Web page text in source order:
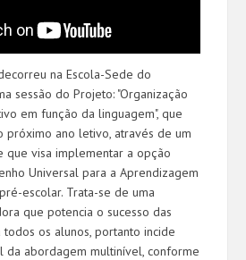
na Escola-Sede do
sessão do Projeto: "Organização
em função da linguagem", que
próximo ano letivo, através de um
que visa implementar a opção
Universal para a Aprendizagem
escolar. Trata-se de uma
que potencia o sucesso das
os alunos, portanto incide
da abordagem multinível, conforme